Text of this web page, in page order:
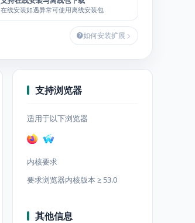
在线安装如遇异常可使用离线安装包
如何安装扩展
支持浏览器
适用于以下浏览器
内核要求
要求浏览器内核版本 ≥ 53.0
其他信息